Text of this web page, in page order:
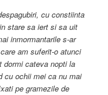
cu constiinta
stare sa iert si sa uit
inmormantarile s-ar
am suferit-o atunci
dormi cateva nopti la
cu ochii mei ca nu mai
pe gramezile de